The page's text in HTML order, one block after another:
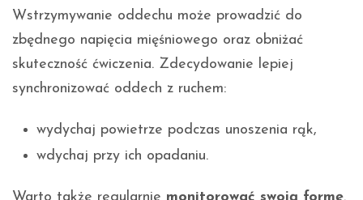
Wstrzymywanie oddechu może prowadzić do
zbędnego napięcia mięśniowego oraz obniżać
skuteczność ćwiczenia. Zdecydowanie lepiej
synchronizować oddech z ruchem:
wydychaj powietrze podczas unoszenia rąk,
wdychaj przy ich opadaniu.